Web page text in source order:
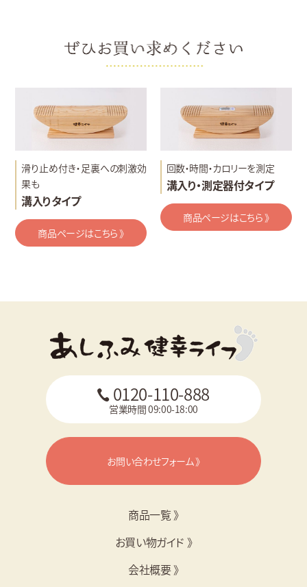
滑り止め付き・足裏への刺激効
果も
溝入りタイプ
商品ページはこちら 》
回数・時間・カロリーを測定
溝入り・測定器付タイプ
商品ページはこちら 》
0120-110-888
営業時間 09:00-18:00
お問い合わせフォーム 》
商品一覧 》
お買い物ガイド 》
会社概要 》